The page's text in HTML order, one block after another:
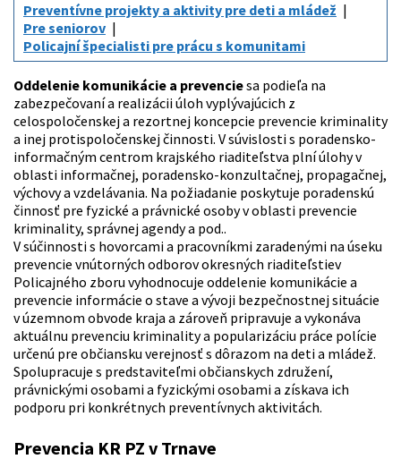
Preventívne projekty a aktivity pre deti a mládež
Pre seniorov
Policajní špecialisti pre prácu s komunitami
Oddelenie komunikácie a prevenciesa podieľa na
zabezpečovaní a realizácii úloh vyplývajúcich z
celospoločenskej a rezortnej koncepcie prevencie kriminality
a inej protispoločenskej činnosti. V súvislosti s poradensko-
informačným centrom krajského riaditeľstva plní úlohy v
oblasti informačnej, poradensko-konzultačnej, propagačnej,
výchovy a vzdelávania. Na požiadanie poskytuje poradenskú
činnosť pre fyzické a právnické osoby v oblasti prevencie
kriminality, správnej agendy a pod..
V súčinnosti s hovorcami a pracovníkmi zaradenými na úseku
prevencie vnútorných odborov okresných riaditeľstiev
Policajného zboru vyhodnocuje oddelenie komunikácie a
prevencie informácie o stave a vývoji bezpečnostnej situácie
v územnom obvode kraja a zároveň pripravuje a vykonáva
aktuálnu prevenciu kriminality a popularizáciu práce polície
určenú pre občiansku verejnosť s dôrazom na deti a mládež.
Spolupracuje s predstaviteľmi občianskych združení,
právnickými osobami a fyzickými osobami a získava ich
podporu pri konkrétnych preventívnych aktivitách.
Prevencia KR PZ v Trnave